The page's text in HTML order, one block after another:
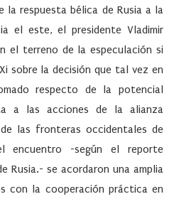
la respuesta bélica de Rusia a la
el este, el presidente Vladimir
el terreno de la especulación si
sobre la decisión que tal vez en
respecto de la potencial
a las acciones de la alianza
las fronteras occidentales de
encuentro -según el reporte
Rusia.- se acordaron una amplia
con la cooperación práctica en